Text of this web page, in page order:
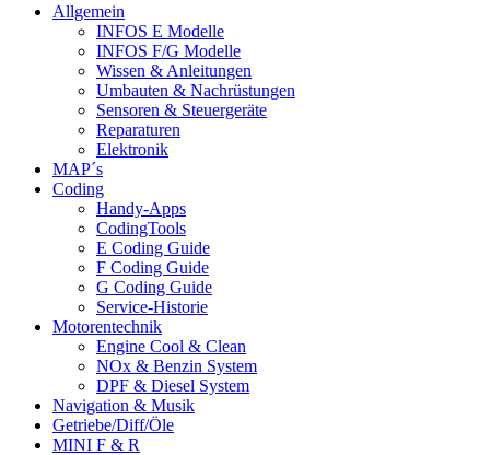
Allgemein
INFOS E Modelle
INFOS F/G Modelle
Wissen & Anleitungen
Umbauten & Nachrüstungen
Sensoren & Steuergeräte
Reparaturen
Elektronik
MAP´s
Coding
Handy-Apps
CodingTools
E Coding Guide
F Coding Guide
G Coding Guide
Service-Historie
Motorentechnik
Engine Cool & Clean
NOx & Benzin System
DPF & Diesel System
Navigation & Musik
Getriebe/Diff/Öle
MINI F & R